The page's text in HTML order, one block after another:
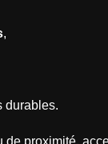
,
durables.